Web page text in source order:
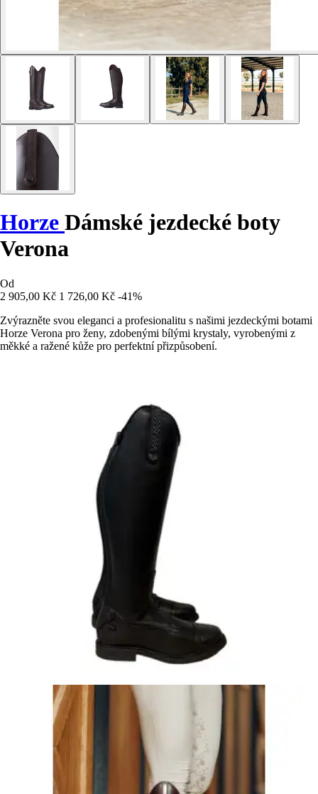
Horze Dámské jezdecké boty
Verona
Od
2 905,00 Kč 1 726,00 Kč -41%
Zvýrazněte svou eleganci a profesionalitu s našimi jezdeckými botami
Horze Verona pro ženy, zdobenými bílými krystaly, vyrobenými z
měkké a ražené kůže pro perfektní přizpůsobení.